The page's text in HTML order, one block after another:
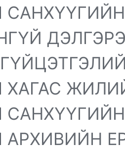
ХАГАС
АРХИВИЙН